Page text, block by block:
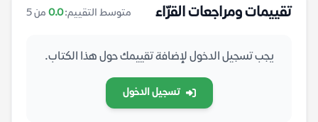
تقييمات ومراجعات القرّاء متوسط التقييم:0.0 من 5
يجب تسجيل الدخول لإضافة تقييمك حول هذا الكتاب.
تسجيل الدخول